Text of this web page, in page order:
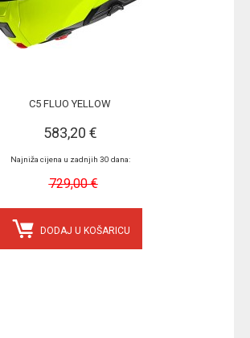
C5 FLUO YELLOW
583,20 €
Najniža cijena u zadnjih 30 dana:
729,00 €
DODAJ U KOŠARICU